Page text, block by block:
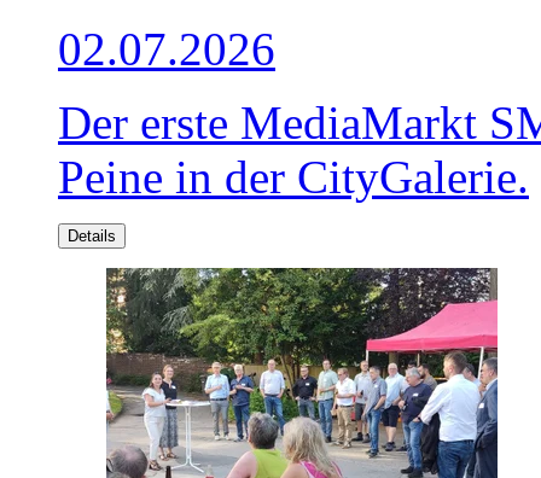
02.07.2026
Der erste MediaMarkt
Peine in der CityGalerie.
Details